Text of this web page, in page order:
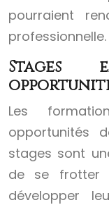
pourraient
professionnelle.
Stages
Les
opportunités
stages sont
de se frotter
développer